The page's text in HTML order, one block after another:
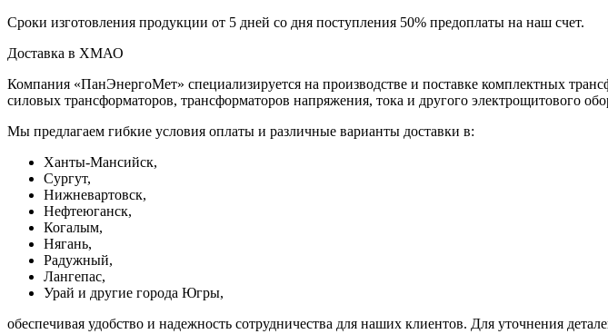
Сроки изготовления продукции от 5 дней со дня поступления 50% предоплаты на наш счет.
Доставка в ХМАО
Компания «ПанЭнергоМет» специализируется на производстве и поставке комплектных
силовых трансформаторов, трансформаторов напряжения, тока и другого электрощитового
Мы предлагаем гибкие условия оплаты и различные варианты доставки в:
Ханты‑Мансийск,
Сургут,
Нижневартовск,
Нефтеюганск,
Когалым,
Нягань,
Радужный,
Лангепас,
Урай и другие города Югры,
обеспечивая удобство и надежность сотрудничества для наших клиентов. Для уточнения